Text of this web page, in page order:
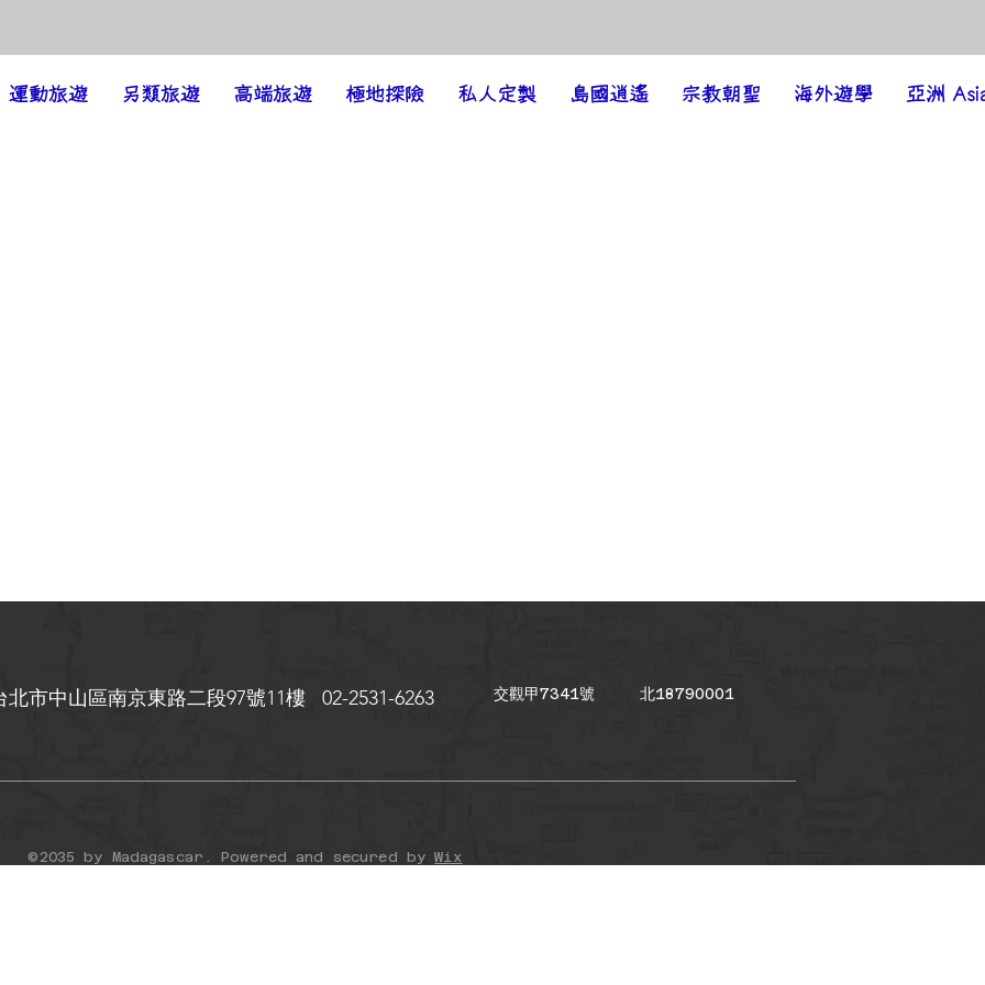
運動旅遊 另類旅遊 高端旅遊 極地探險 私人定製 島國逍遙 宗教朝聖 海外遊學 亞洲
北市中山區南京東路二段97號11樓 02-2531-6263 交觀甲7341號 北18790001
©2035 by Madagascar. Powered and secured byWix